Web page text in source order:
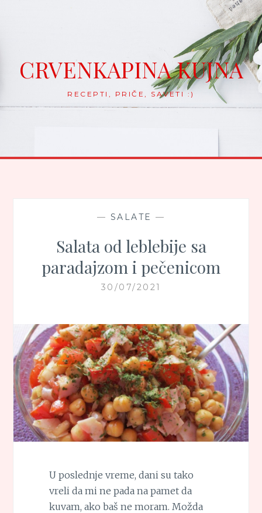
CRVENKAPINA KUJNA
RECEPTI, PRIČE, SAVETI :)
— SALATE —
Salata od leblebije sa
paradajzom i pečenicom
30/07/2021
U poslednje vreme, dani su tako
vreli da mi ne pada na pamet da
kuvam, ako baš ne moram. Možda